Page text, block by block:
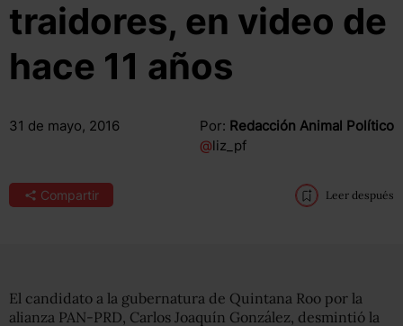
traidores, en video de
hace 11 años
31 de mayo, 2016 Por: Redacción Animal Político
@liz_pf
Compartir Leer después
El candidato a la gubernatura de Quintana Roo por la
alianza PAN-PRD, Carlos Joaquín González, desmintió la